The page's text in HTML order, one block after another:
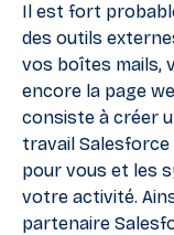
Il est fort
des outils
vos boîtes mails,
encore la page
consiste à créer
travail
pour vous et les
votre activité.
partenaire